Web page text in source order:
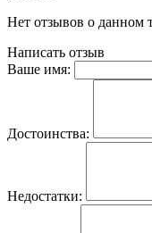
Нет отзывов о данном
Написать отзыв
Ваше имя:
Достоинства:
Недостатки: